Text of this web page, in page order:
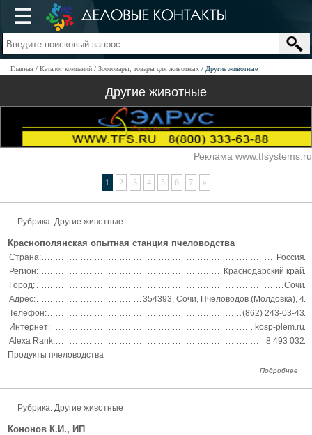
Главная Каталог компаний Зоотовары, товары для животных Другие животные
Другие животные
Реклама www.tfsystems.ru
1 2 3 4 5 6 7 »
Рубрика: Другие животные
Краснополянская опытная станция пчеловодства
Страна:
Россия
Регион:
Краснодарский край
Город:
Сочи
Адрес:
354393, Сочи, Пчеловодов (Молдовка), 4
Телефон:
(862) 243-03-43
Интернет:
kosp-plem.ru
Alexa Rank:
8 493 032
Продукты пчеловодства
Подробнее
Рубрика: Другие животные
Кононов К.И., ИП